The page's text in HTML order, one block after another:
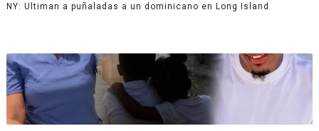
NY: Ultiman a puñaladas a un dominicano en Long Island